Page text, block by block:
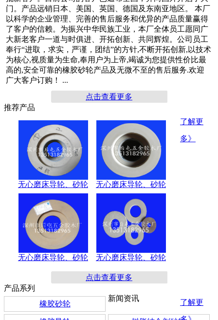
门。产品远销日本、美国、英国、德国及东南亚地区。 本厂
以科学的企业管理、完善的售后服务和优异的产品质量赢得
了客户的信赖。为振兴中华民族工业，本厂全体员工愿同广
大新老客户一道与时俱进、开拓创新、共同辉煌。公司员工
奉行“进取，求实，严谨，团结”的方针,不断开拓创新,以技术
为核心,视质量为生命,奉用户为上帝,竭诚为您提供性价比最
高的,安全可靠的橡胶砂轮产品及无微不至的售后服务.欢迎
广大客户订购！ ...
点击查看更多
推荐产品
了解更
多》
无心磨床导轮、砂轮 无心磨床导轮、砂轮
无心磨床导轮、砂轮
无心磨床导轮、砂轮 无心磨床导轮、砂轮
无心磨床导轮、砂轮 无心磨床导轮、砂轮
点击查看更多
产品系列
了解更
橡胶砂轮
新闻资讯